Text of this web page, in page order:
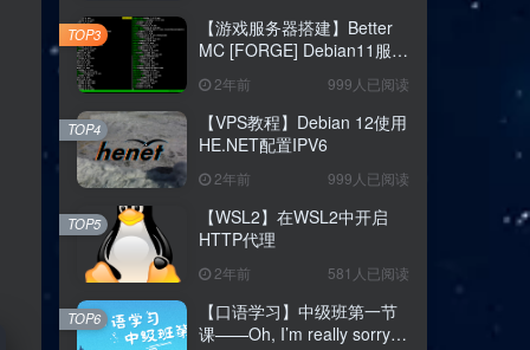
【游戏服务器搭建】Better
MC [FORGE] Debian11服务
2年前 999人已阅读
TOP3
【VPS教程】Debian 12使用
HE.NET配置IPV6
2年前 999人已阅读
TOP4
【WSL2】在WSL2中开启
HTTP代理
2年前 581人已阅读
TOP5
【口语学习】中级班第一节
课——Oh, I’m really sorry
TOP6